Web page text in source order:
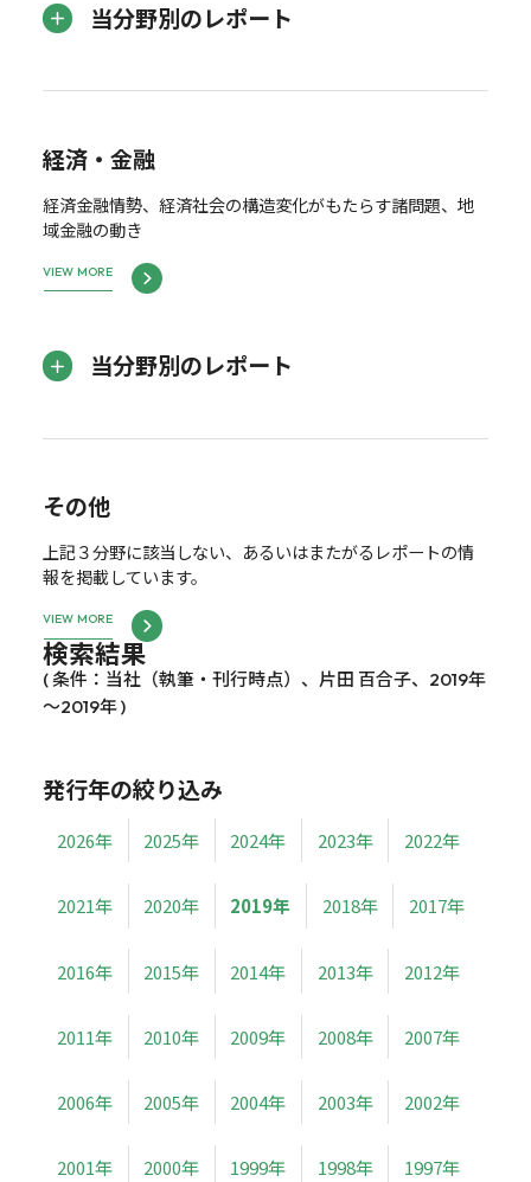
当分野別のレポート
経済・金融
経済金融情勢、経済社会の構造変化がもたらす諸問題、地
域金融の動き
VIEW MORE
当分野別のレポート
その他
上記３分野に該当しない、あるいはまたがるレポートの情
報を掲載しています。
VIEW MORE
検索結果
( 条件：当社（執筆・刊行時点）、片田 百合子、2019年
～2019年 )
発行年の絞り込み
2026年 2025年 2024年 2023年 2022年
2021年 2020年 2019年 2018年 2017年
2016年 2015年 2014年 2013年 2012年
2011年 2010年 2009年 2008年 2007年
2006年 2005年 2004年 2003年 2002年
2001年 2000年 1999年 1998年 1997年